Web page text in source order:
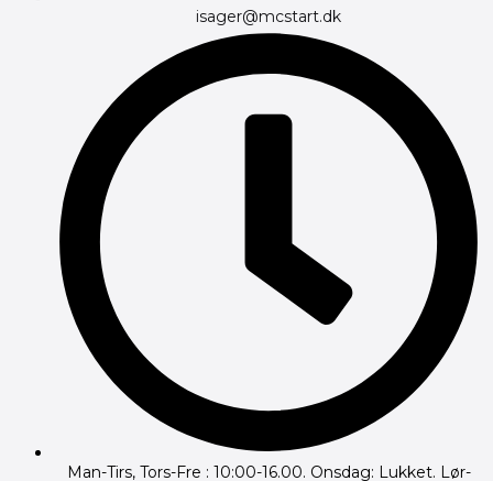
isager@mcstart.dk
Man-Tirs, Tors-Fre : 10:00-16.00. Onsdag: Lukket. Lør-